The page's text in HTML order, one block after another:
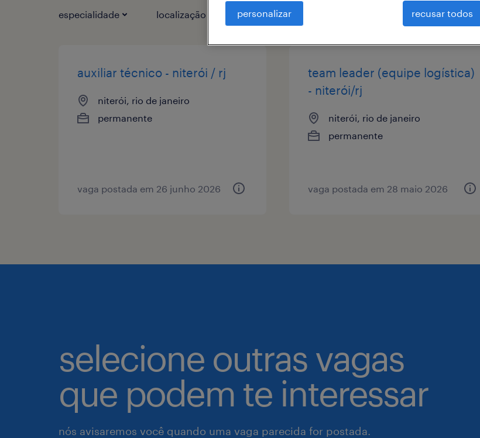
especialidade localização tipo de vaga
auxiliar técnico - niterói / rj
niterói, rio de janeiro
permanente
vaga postada em 26 junho 2026
team leader (equipe logística)
- niterói/rj
niterói, rio de janeiro
permanente
vaga postada em 28 maio 2026
selecione outras vagas
que podem te interessar
nós avisaremos você quando uma vaga parecida for postada.
personalizar recusar todos